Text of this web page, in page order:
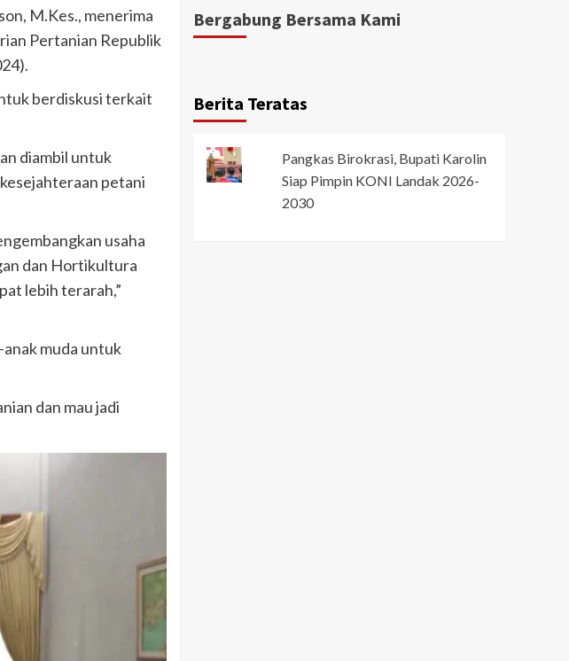
M.Kes., menerima
Pertanian Republik
berdiskusi terkait
diambil untuk
petani
usaha
dan Hortikultura
lebih terarah,”
muda untuk
dan mau jadi
Bergabung Bersama Kami
Berita Teratas
Pangkas Birokrasi, Bupati Karolin
Siap Pimpin KONI Landak 2026-
2030